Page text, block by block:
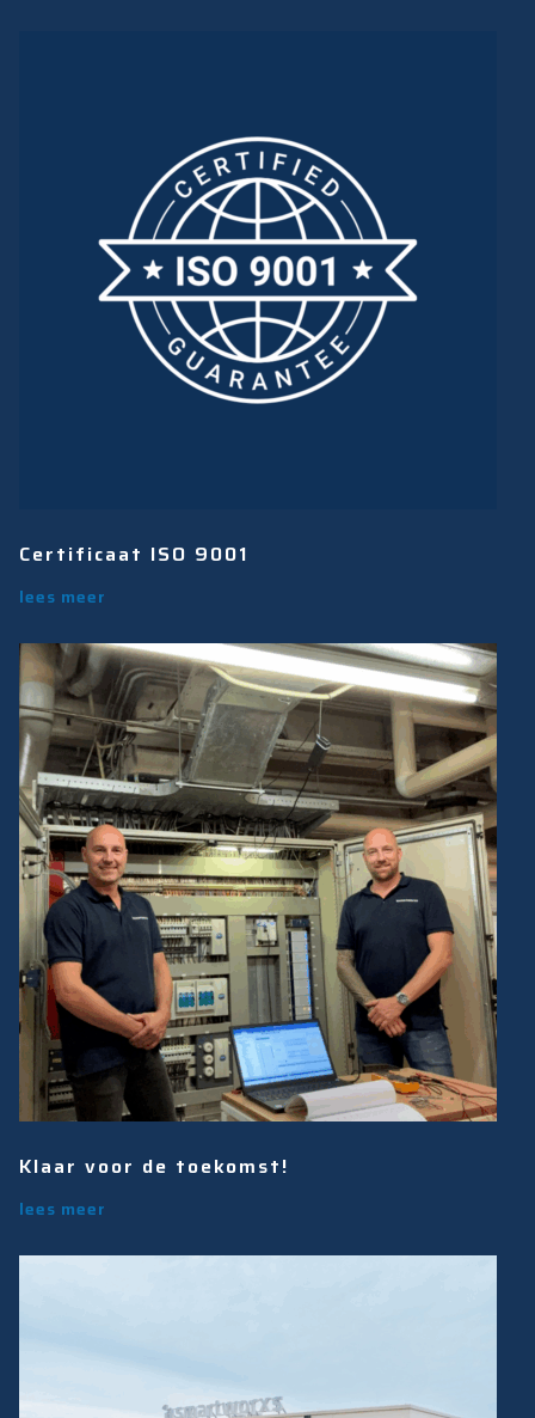
Certificaat ISO 9001
lees meer
Klaar voor de toekomst!
lees meer